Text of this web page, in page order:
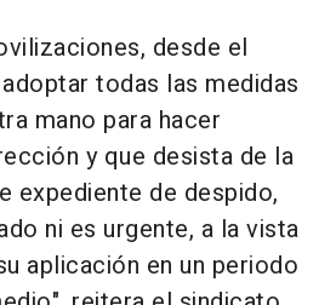
desde el
todas las medidas
mano para hacer
y que desista de la
expediente de despido,
ni es urgente, a la vista
aplicación en un periodo